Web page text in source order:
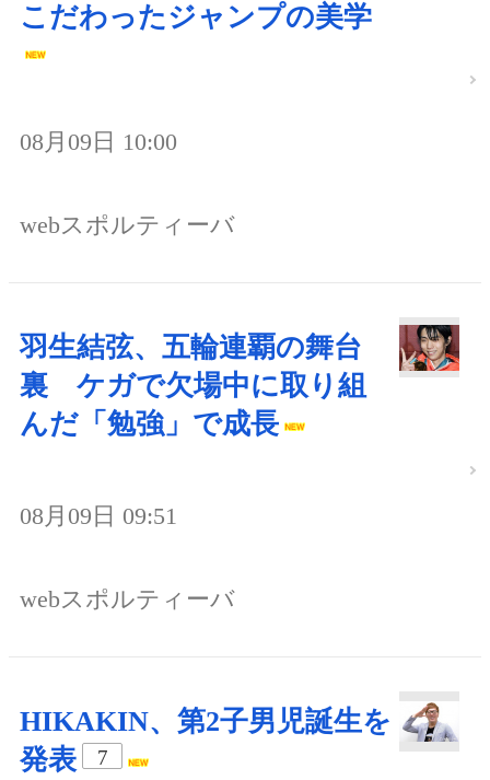
こだわったジャンプの美学
08月09日 10:00
webスポルティーバ
羽生結弦、五輪連覇の舞台
裏 ケガで欠場中に取り組
んだ「勉強」で成長
08月09日 09:51
webスポルティーバ
HIKAKIN、第2子男児誕生を
発表
7